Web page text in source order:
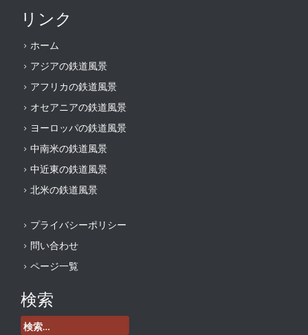
リンク
ホーム
アジアの鉄道風景
アフリカの鉄道風景
オセアニアの鉄道風景
ヨーロッパの鉄道風景
中南米の鉄道風景
中近東の鉄道風景
北米の鉄道風景
プライバシーポリシー
問い合わせ
ページ一覧
検索
検